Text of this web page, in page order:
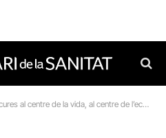
al centre de la vida, al centre de l’economia”